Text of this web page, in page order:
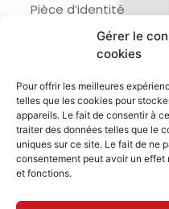
Gérer le
cookies
Pour offrir les meilleures
telles que les cookies pour
appareils. Le fait de consentir à
traiter des données telles que le
uniques sur ce site. Le fait de ne
consentement peut avoir un
et fonctions.
Pièce d’identité
Demande d’actes
Inscription listes
Recensement militaire
Le journal de ma ville
Gestion des déchets